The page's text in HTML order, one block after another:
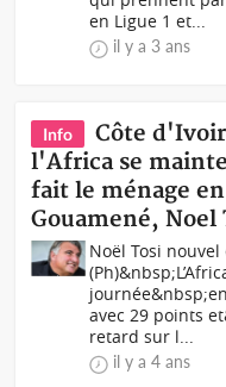
en Ligue 1 et...
il y a 3 ans
Info
Côte
l'Africa se
fait le ménage
Gouamené,
Noël Tosi
avec 29 points
retard sur l...
il y a 4 ans